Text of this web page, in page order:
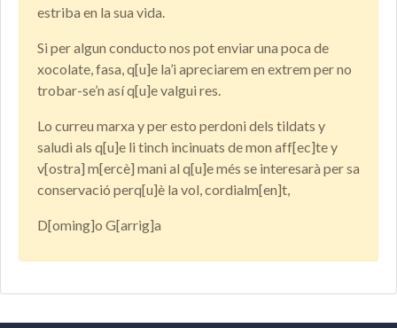
estriba en la sua vida.
Si per algun conducto nos pot enviar una poca de
xocolate, fasa, q[u]e la’i apreciarem en extrem per no
trobar-se’n así q[u]e valgui res.
Lo curreu marxa y per esto perdoni dels tildats y
saludi als q[u]e li tinch incinuats de mon aff[ec]te y
v[ostra] m[ercè] mani al q[u]e més se interesarà per sa
conservació perq[u]è la vol, cordialm[en]t,
D[oming]o G[arrig]a